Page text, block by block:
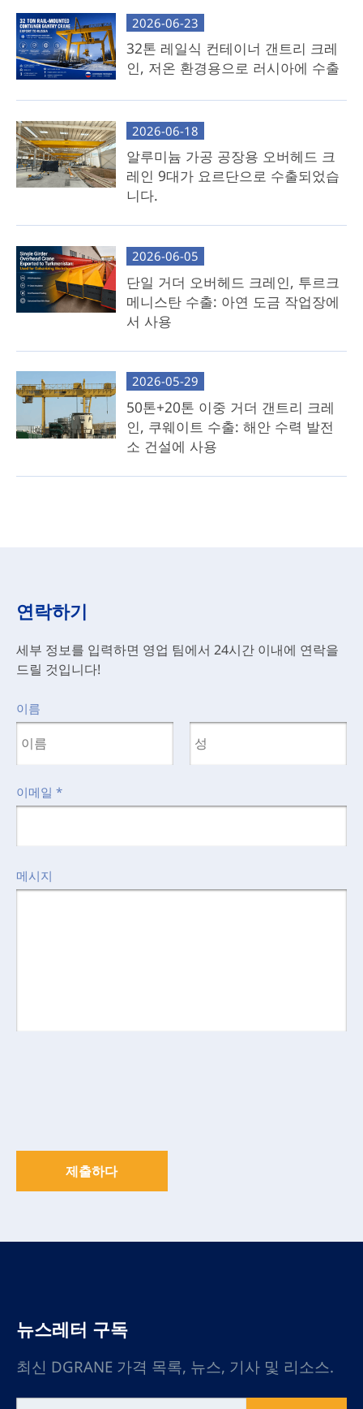
제외 사항: 크로스 거더(고객이 현지에서 조달해야
함).
주요 이점:
운송 비용 절감: 부피가 큰 크로스 거더 운송 비
현지 유연성: 우리는 현지 크로스 거더 제작을
위한 세부적인 엔지니어링 도면, 3D 모델 및 단
계별 지침을 제공합니다.
2026-06-23
32톤 레일식 컨테이너 갠트리 크레
인, 저온 환경용으로 러시아에 수출
2026-06-18
알루미늄 가공 공장용 오버헤드 크
레인 9대가 요르단으로 수출되었습
니다.
2026-06-05
단일 거더 오버헤드 크레인, 투르크
메니스탄 수출: 아연 도금 작업장에
서 사용
2026-05-29
50톤+20톤 이중 거더 갠트리 크레
인, 쿠웨이트 수출: 해안 수력 발전
소 건설에 사용
연락하기
세부 정보를 입력하면 영업 팀에서 24시간 이내에 연락을
드릴 것입니다!
이름
이메일 *
메시지
제출하다
뉴스레터 구독
최신 DGRANE 가격 목록, 뉴스, 기사 및 리소스.